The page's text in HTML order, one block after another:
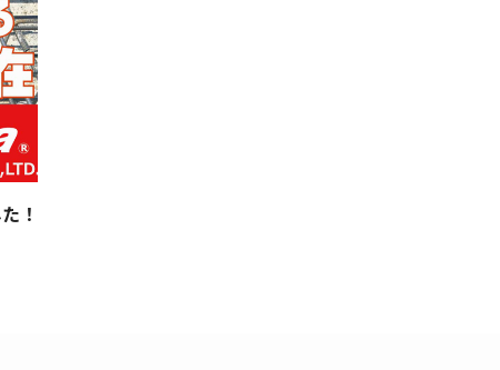
！